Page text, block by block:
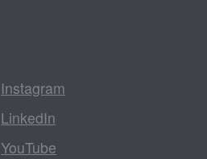
Instagram
LinkedIn
YouTube